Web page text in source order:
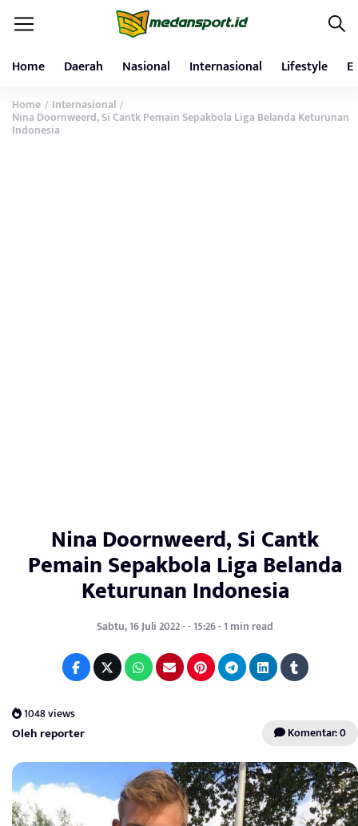
Home Daerah Nasional Internasional Lifestyle
Home / Internasional /
Nina Doornweerd, Si Cantk Pemain Sepakbola Liga Belanda Keturunan
Indonesia
Nina Doornweerd, Si Cantk
Pemain Sepakbola Liga Belanda
Keturunan Indonesia
Sabtu, 16 Juli 2022 - - 15:26 - 1 min read
1048 views
Oleh reporter Komentar: 0